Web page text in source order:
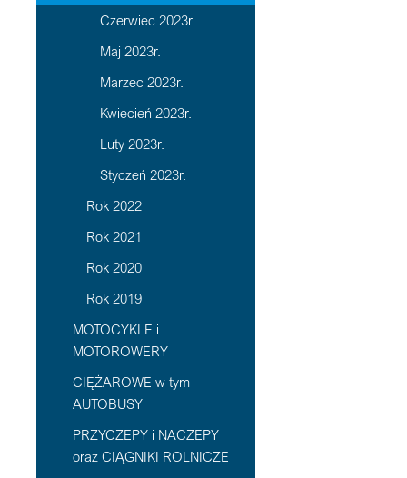
Czerwiec 2023r.
Maj 2023r.
Marzec 2023r.
Kwiecień 2023r.
Luty 2023r.
Styczeń 2023r.
Rok 2022
Rok 2021
Rok 2020
Rok 2019
MOTOCYKLE i
MOTOROWERY
CIĘŻAROWE w tym
AUTOBUSY
PRZYCZEPY i NACZEPY
oraz CIĄGNIKI ROLNICZE